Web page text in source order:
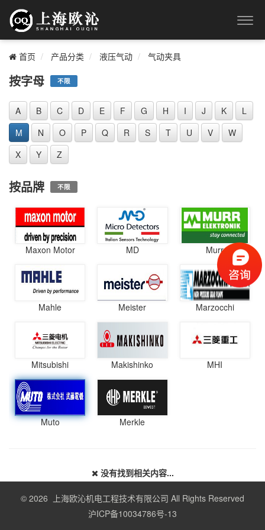
首页 产品分类 液压气动 气动夹具
按字母 不限
A B C D E F G H I J K
L
M
N O P Q R S T U V
W
X
Y Z
按品牌 不限
Maxon Motor MD Murr
Mahle Meister Marzocchi
Mitsubishi Makishinko MHI
Muto Merkle
没有找到相关内容...
© 2026 上海欧沁机电工程技术有限公司 All Rights Reserved
沪ICP备10034786号-13